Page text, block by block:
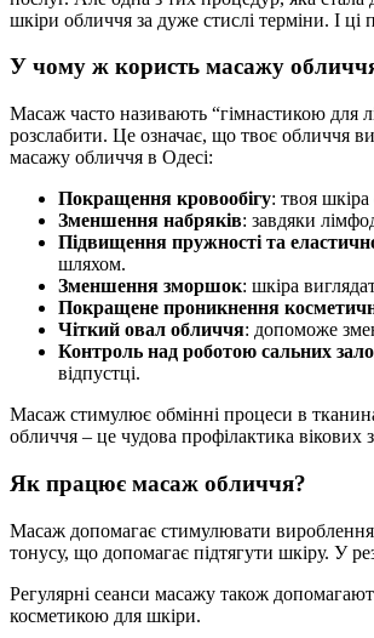
шкіри обличчя за дуже стислі терміни. І
У чому ж користь масажу
Масаж часто називають “гімнастикою для
розслабити. Це означає, що твоє обличчя
масажу обличчя в Одесі:
Покращення кровообігу: твоя
Зменшення набряків: завдяки
Підвищення пружності та
шляхом.
Зменшення зморшок: шкіра
Покращене проникнення
Чіткий овал обличчя: допоможе
Контроль над роботою сальних
відпустці.
Масаж стимулює обмінні процеси в
обличчя – це чудова профілактика
Як працює масаж обличчя?
Масаж допомагає стимулювати вироблення
тонусу, що допомагає підтягути шкіру. У
Регулярні сеанси масажу також
косметикою для шкіри.